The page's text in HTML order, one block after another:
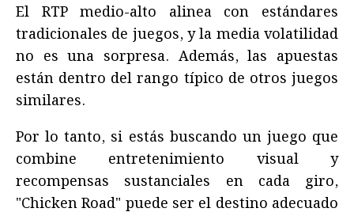
El RTP medio-alto alinea con estándares
tradicionales de juegos, y la media volatilidad
no es una sorpresa. Además, las apuestas
están dentro del rango típico de otros juegos
similares.
Por lo tanto, si estás buscando un juego que
combine entretenimiento visual y
recompensas sustanciales en cada giro,
"Chicken Road" puede ser el destino adecuado